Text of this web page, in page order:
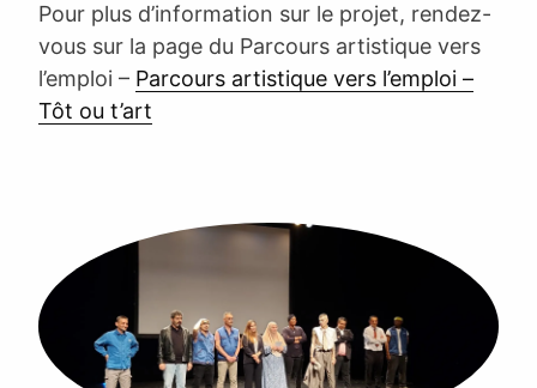
Pour plus d’information sur le projet, rendez-
vous sur la page du Parcours artistique vers
l’emploi – Parcours artistique vers l’emploi –
Tôt ou t’art